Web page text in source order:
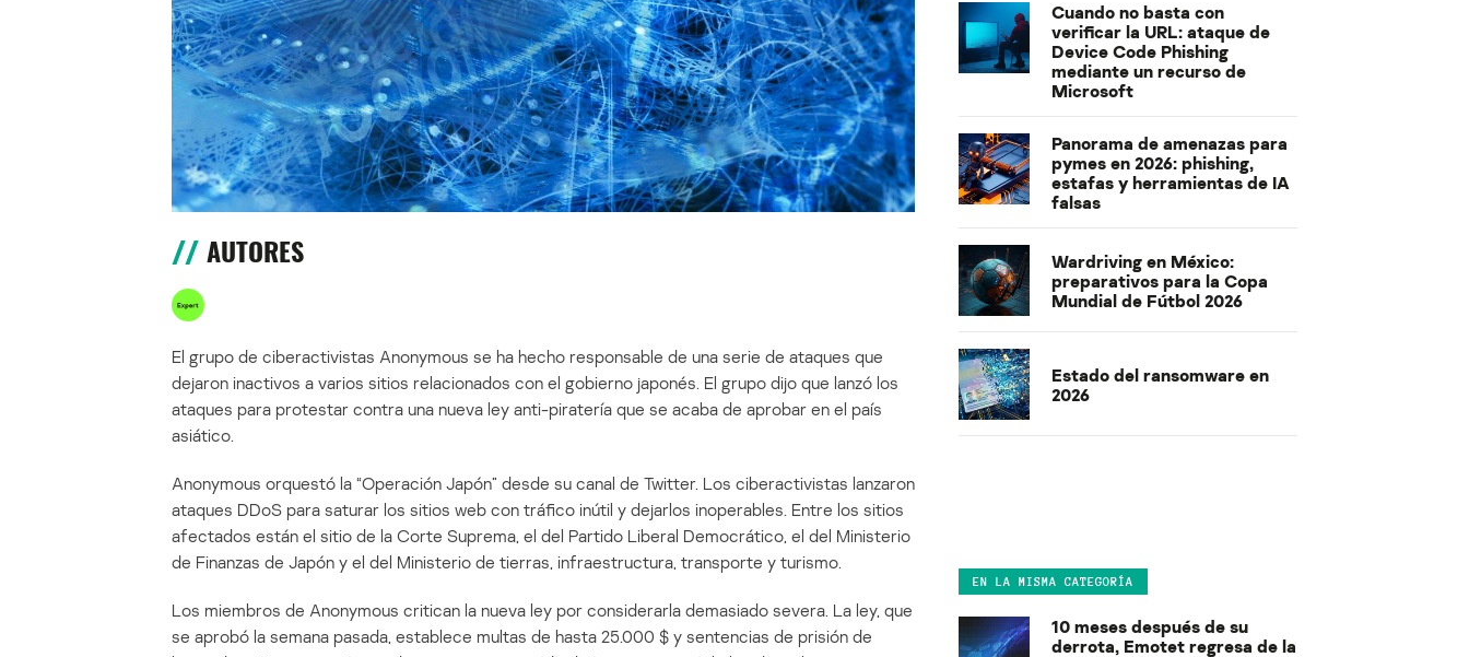
AUTORES
El grupo de ciberactivistas Anonymous se ha hecho responsable de una serie de ataques que
dejaron inactivos a varios sitios relacionados con el gobierno japonés. El grupo dijo que lanzó los
ataques para protestar contra una nueva ley anti-piratería que se acaba de aprobar en el país
asiático.
Anonymous orquestó la “Operación Japón” desde su canal de Twitter. Los ciberactivistas lanzaron
ataques DDoS para saturar los sitios web con tráfico inútil y dejarlos inoperables. Entre los sitios
afectados están el sitio de la Corte Suprema, el del Partido Liberal Democrático, el del Ministerio
de Finanzas de Japón y el del Ministerio de tierras, infraestructura, transporte y turismo.
Los miembros de Anonymous critican la nueva ley por considerarla demasiado severa. La ley, que
se aprobó la semana pasada, establece multas de hasta 25.000 $ y sentencias de prisión de
Cuando no basta con
verificar la URL: ataque de
Device Code Phishing
mediante un recurso de
Microsoft
Panorama de amenazas para
pymes en 2026: phishing,
estafas y herramientas de IA
falsas
Wardriving en México:
preparativos para la Copa
Mundial de Fútbol 2026
Estado del ransomware en
2026
EN LA MISMA CATEGORÍA
10 meses después de su
derrota, Emotet regresa de la